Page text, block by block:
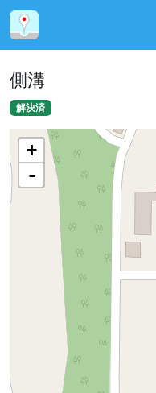
側溝
解決済
+
-